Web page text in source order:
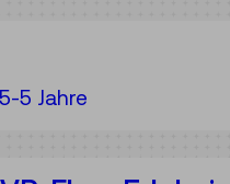
5 Jahre